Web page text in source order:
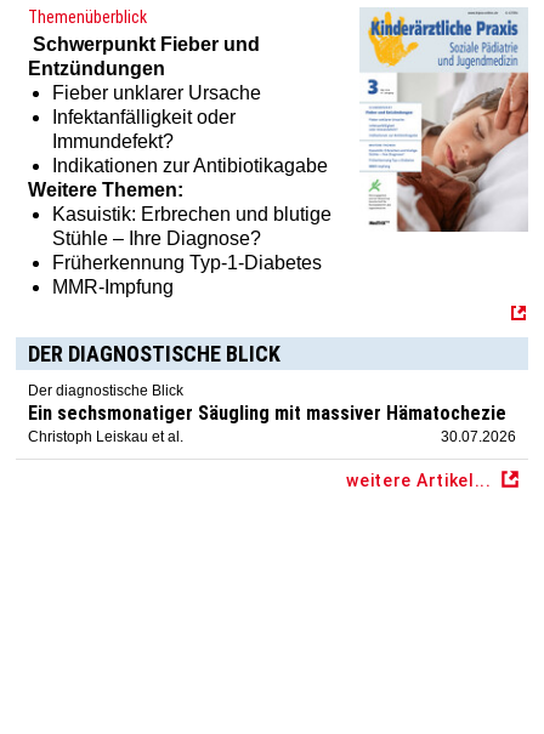
Themenüberblick
Schwerpunkt Fieber und
Entzündungen
Fieber unklarer Ursache
Infektanfälligkeit oder
Immundefekt?
Indikationen zur Antibiotikagabe
Weitere Themen:
Kasuistik: Erbrechen und blutige
Stühle – Ihre Diagnose?
Früherkennung Typ-1-Diabetes
MMR-Impfung
DER DIAGNOSTISCHE BLICK
Der diagnostische Blick
Ein sechsmonatiger Säugling mit massiver Hämatochezie
Christoph Leiskau et al. 30.07.2026
weitere Artikel...